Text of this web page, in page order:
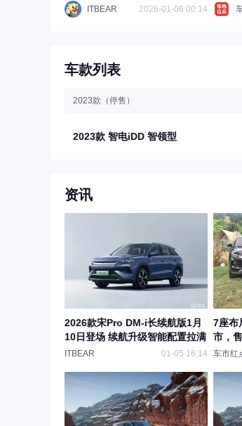
ITBEAR 2026-01-06 00:14
车款列表
2023款（停售）
2023款 智电iDD 智领型
资讯
2026款宋Pro DM-i长续航版1月
10日登场 续航升级智能配置拉满
ITBEAR 01-05 16:14
7座布
市，
车市红